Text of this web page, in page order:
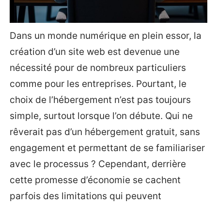
Dans un monde numérique en plein essor, la
création d’un site web est devenue une
nécessité pour de nombreux particuliers
comme pour les entreprises. Pourtant, le
choix de l’hébergement n’est pas toujours
simple, surtout lorsque l’on débute. Qui ne
rêverait pas d’un hébergement gratuit, sans
engagement et permettant de se familiariser
avec le processus ? Cependant, derrière
cette promesse d’économie se cachent
parfois des limitations qui peuvent